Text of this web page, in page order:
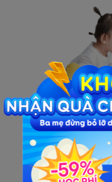
Tạo
để
xa